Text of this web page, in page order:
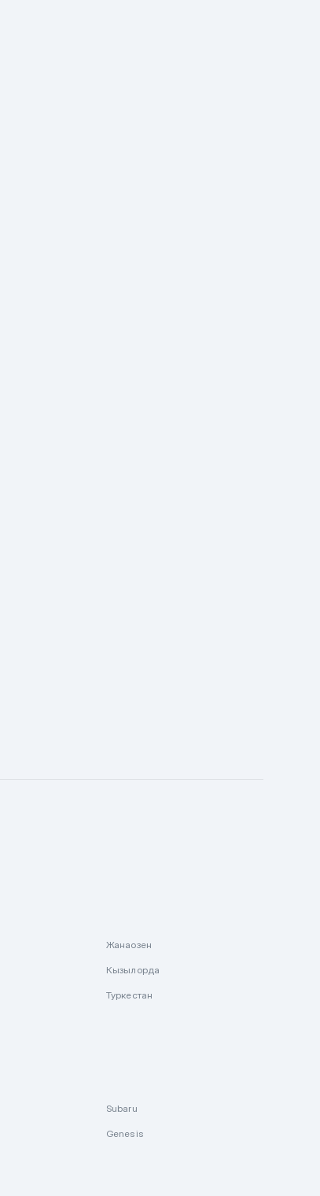
Жанаозен
Кызылорда
Туркестан
Subaru
Genesis